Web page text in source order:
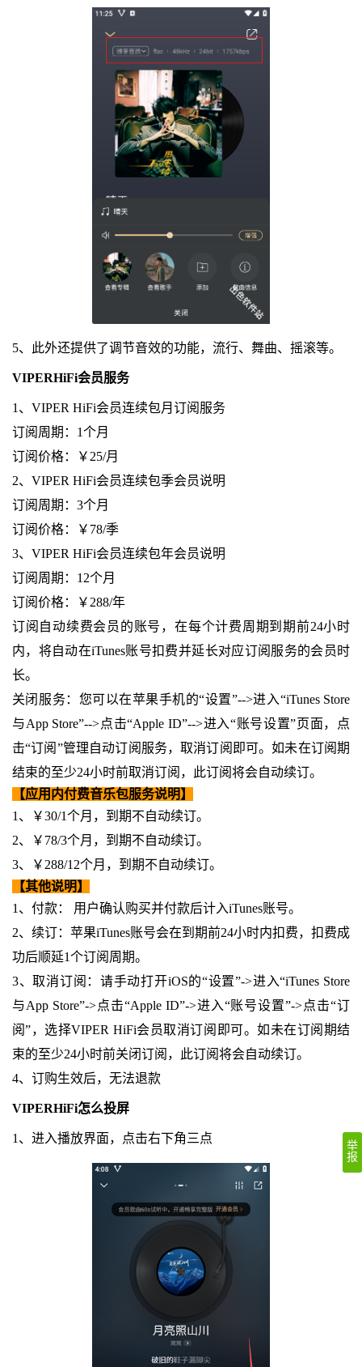
5、此外还提供了调节音效的功能，流行、舞曲、摇滚等。
VIPERHiFi会员服务
1、VIPER HiFi会员连续包月订阅服务
订阅周期：1个月
订阅价格：￥25/月
2、VIPER HiFi会员连续包季会员说明
订阅周期：3个月
订阅价格：￥78/季
3、VIPER HiFi会员连续包年会员说明
订阅周期：12个月
订阅价格：￥288/年
订阅自动续费会员的账号，在每个计费周期到期前24小时
内，将自动在iTunes账号扣费并延长对应订阅服务的会员时
长。
关闭服务：您可以在苹果手机的“设置”-->进入“iTunes Store
与App Store”-->点击“Apple ID”-->进入“账号设置”页面，点
击“订阅”管理自动订阅服务，取消订阅即可。如未在订阅期
结束的至少24小时前取消订阅，此订阅将会自动续订。
【应用内付费音乐包服务说明】
1、￥30/1个月，到期不自动续订。
2、￥78/3个月，到期不自动续订。
3、￥288/12个月，到期不自动续订。
【其他说明】
1、付款： 用户确认购买并付款后计入iTunes账号。
2、续订：苹果iTunes账号会在到期前24小时内扣费，扣费成
功后顺延1个订阅周期。
3、取消订阅：请手动打开iOS的“设置”->进入“iTunes Store
与App Store”->点击“Apple ID”->进入“账号设置”->点击“订
阅”，选择VIPER HiFi会员取消订阅即可。如未在订阅期结
束的至少24小时前关闭订阅，此订阅将会自动续订。
4、订购生效后，无法退款
VIPERHiFi怎么投屏
1、进入播放界面，点击右下角三点
举
报